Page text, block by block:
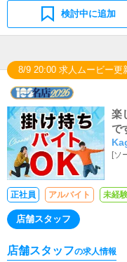
検討中に追加
8/9 20:00 求人ムービー更
楽
で
[ソ
正社員 アルバイト 未経
店舗スタッフ
店舗スタッフの求人情報